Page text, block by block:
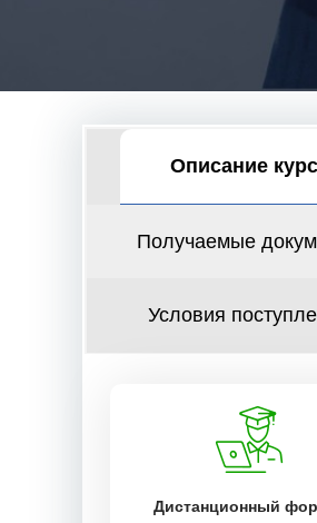
Описание
Получаемые
Условия
Дистанционный